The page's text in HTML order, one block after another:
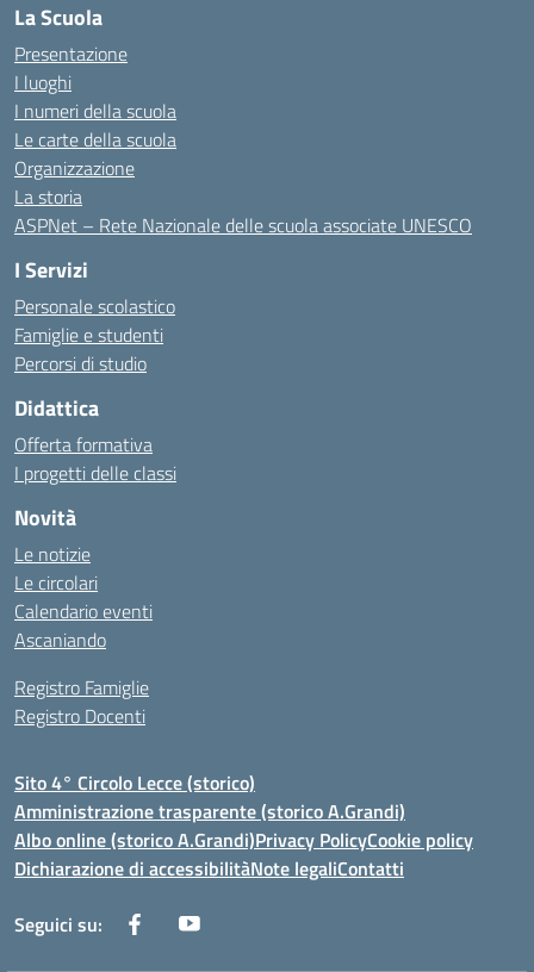
La Scuola
Presentazione
I luoghi
I numeri della scuola
Le carte della scuola
Organizzazione
La storia
ASPNet – Rete Nazionale delle scuola associate UNESCO
I Servizi
Personale scolastico
Famiglie e studenti
Percorsi di studio
Didattica
Offerta formativa
I progetti delle classi
Novità
Le notizie
Le circolari
Calendario eventi
Ascaniando
Registro Famiglie
Registro Docenti
Sito 4° Circolo Lecce (storico)
Amministrazione trasparente (storico A.Grandi)
Albo online (storico A.Grandi)Privacy PolicyCookie policy
Dichiarazione di accessibilitàNote legaliContatti
Seguici su: